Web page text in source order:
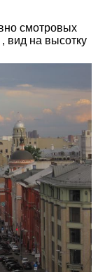
смотровых
вид на высотку